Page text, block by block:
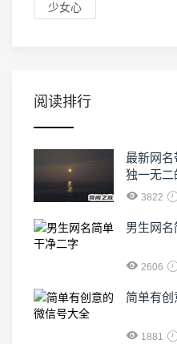
少女心
阅读排行
最新网名
独一无二
3822
男生网
2606
简单有
1881